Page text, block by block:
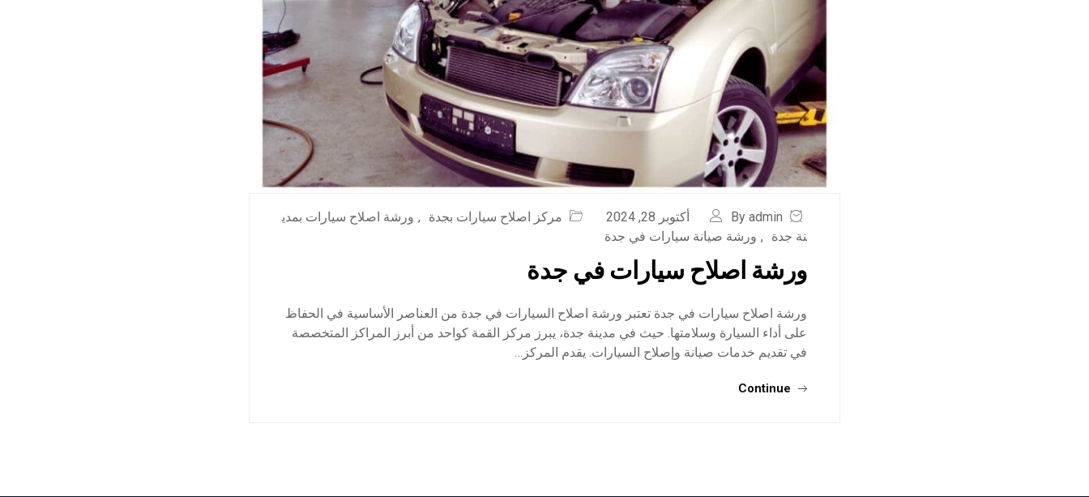
By admin أكتوبر 28, 2024 مركز اصلاح سيارات بجدة , ورشة اصلاح سيارات بمدي
نة جدة
, ورشة صيانة سيارات في جدة
ورشة اصلاح سيارات في جدة
ورشة اصلاح سيارات في جدة تعتبر ورشة اصلاح السيارات في جدة من العناصر الأساسية في الحفاظ
على أداء السيارة وسلامتها. حيث في مدينة جدة، يبرز مركز القمة كواحد من أبرز المراكز المتخصصة
في تقديم خدمات صيانة وإصلاح السيارات. يقدم المركز…
Continue